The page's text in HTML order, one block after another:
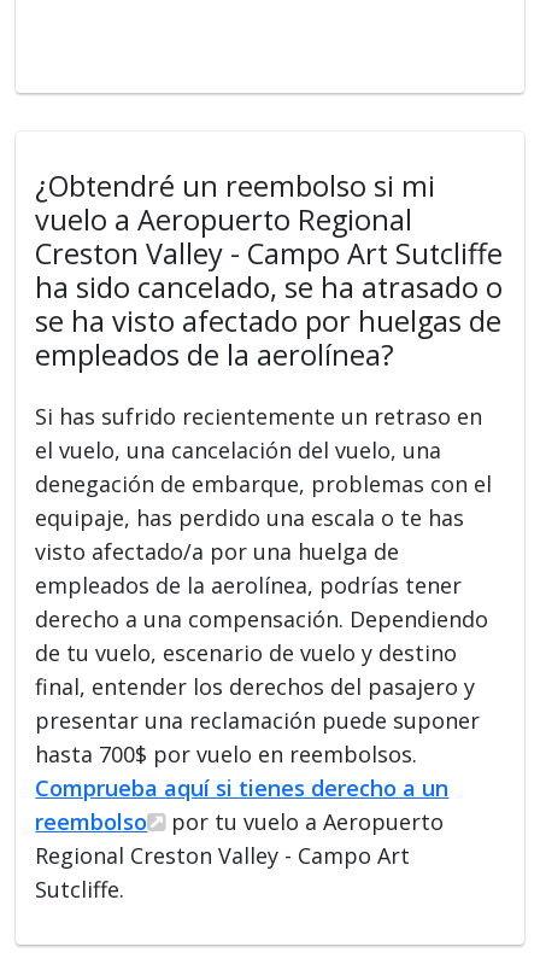
¿Obtendré un reembolso si mi
vuelo a Aeropuerto Regional
Creston Valley - Campo Art Sutcliffe
ha sido cancelado, se ha atrasado o
se ha visto afectado por huelgas de
empleados de la aerolínea?
Si has sufrido recientemente un retraso en
el vuelo, una cancelación del vuelo, una
denegación de embarque, problemas con el
equipaje, has perdido una escala o te has
visto afectado/a por una huelga de
empleados de la aerolínea, podrías tener
derecho a una compensación. Dependiendo
de tu vuelo, escenario de vuelo y destino
final, entender los derechos del pasajero y
presentar una reclamación puede suponer
hasta 700$ por vuelo en reembolsos.
Comprueba aquí si tienes derecho a un
reembolso
por tu vuelo a Aeropuerto
Regional Creston Valley - Campo Art
Sutcliffe.